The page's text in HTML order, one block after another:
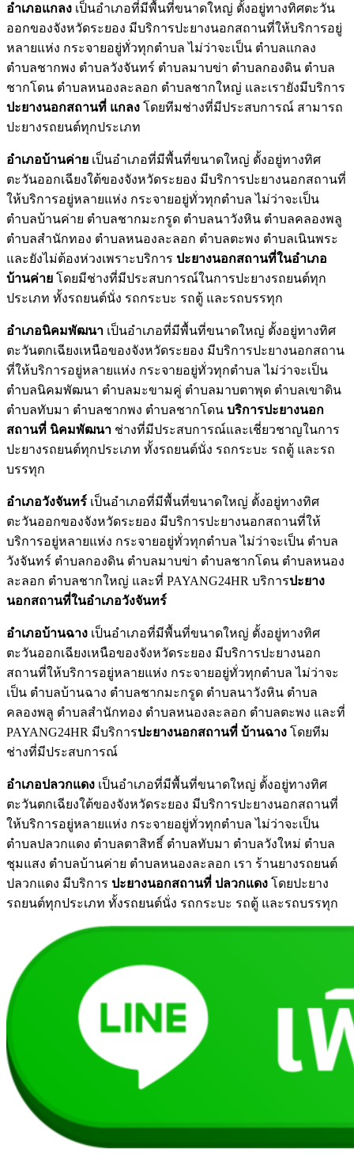
อำเภอแกลง เป็นอำเภอที่มีพื้นที่ขนาดใหญ่ ตั้งอยู่ทางทิศตะวัน
ออกของจังหวัดระยอง มีบริการปะยางนอกสถานที่ให้บริการอยู่
หลายแห่ง กระจายอยู่ทั่วทุกตำบล ไม่ว่าจะเป็น ตำบลแกลง
ตำบลชากพง ตำบลวังจันทร์ ตำบลมาบข่า ตำบลกองดิน ตำบล
ชากโดน ตำบลหนองละลอก ตำบลชากใหญ่ และเรายังมีบริการ
ปะยางนอกสถานที่ แกลง โดยทีมช่างที่มีประสบการณ์ สามารถ
ปะยางรถยนต์ทุกประเภท
อำเภอบ้านค่าย เป็นอำเภอที่มีพื้นที่ขนาดใหญ่ ตั้งอยู่ทางทิศ
ตะวันออกเฉียงใต้ของจังหวัดระยอง มีบริการปะยางนอกสถานที่
ให้บริการอยู่หลายแห่ง กระจายอยู่ทั่วทุกตำบล ไม่ว่าจะเป็น
ตำบลบ้านค่าย ตำบลชากมะกรูด ตำบลนาวังหิน ตำบลคลองพลู
ตำบลสำนักทอง ตำบลหนองละลอก ตำบลตะพง ตำบลเนินพระ
และยังไม่ต้องห่วงเพราะบริการ ปะยางนอกสถานที่ในอำเภอ
บ้านค่าย โดยมีช่างที่มีประสบการณ์ในการปะยางรถยนต์ทุก
ประเภท ทั้งรถยนต์นั่ง รถกระบะ รถตู้ และรถบรรทุก
อำเภอนิคมพัฒนา เป็นอำเภอที่มีพื้นที่ขนาดใหญ่ ตั้งอยู่ทางทิศ
ตะวันตกเฉียงเหนือของจังหวัดระยอง มีบริการปะยางนอกสถาน
ที่ให้บริการอยู่หลายแห่ง กระจายอยู่ทั่วทุกตำบล ไม่ว่าจะเป็น
ตำบลนิคมพัฒนา ตำบลมะขามคู่ ตำบลมาบตาพุด ตำบลเขาดิน
ตำบลทับมา ตำบลชากพง ตำบลชากโดน บริการปะยางนอก
สถานที่ นิคมพัฒนา ช่างที่มีประสบการณ์และเชี่ยวชาญในการ
ปะยางรถยนต์ทุกประเภท ทั้งรถยนต์นั่ง รถกระบะ รถตู้ และรถ
บรรทุก
อำเภอวังจันทร์ เป็นอำเภอที่มีพื้นที่ขนาดใหญ่ ตั้งอยู่ทางทิศ
ตะวันออกของจังหวัดระยอง มีบริการปะยางนอกสถานที่ให้
บริการอยู่หลายแห่ง กระจายอยู่ทั่วทุกตำบล ไม่ว่าจะเป็น ตำบล
วังจันทร์ ตำบลกองดิน ตำบลมาบข่า ตำบลชากโดน ตำบลหนอง
ละลอก ตำบลชากใหญ่ และที่ PAYANG24HR บริการปะยาง
นอกสถานที่ในอำเภอวังจันทร์
อำเภอบ้านฉาง เป็นอำเภอที่มีพื้นที่ขนาดใหญ่ ตั้งอยู่ทางทิศ
ตะวันออกเฉียงเหนือของจังหวัดระยอง มีบริการปะยางนอก
สถานที่ให้บริการอยู่หลายแห่ง กระจายอยู่ทั่วทุกตำบล ไม่ว่าจะ
เป็น ตำบลบ้านฉาง ตำบลชากมะกรูด ตำบลนาวังหิน ตำบล
คลองพลู ตำบลสำนักทอง ตำบลหนองละลอก ตำบลตะพง และที่
PAYANG24HR มีบริการปะยางนอกสถานที่ บ้านฉาง โดยทีม
ช่างที่มีประสบการณ์
อำเภอปลวกแดง เป็นอำเภอที่มีพื้นที่ขนาดใหญ่ ตั้งอยู่ทางทิศ
ตะวันตกเฉียงใต้ของจังหวัดระยอง มีบริการปะยางนอกสถานที่
ให้บริการอยู่หลายแห่ง กระจายอยู่ทั่วทุกตำบล ไม่ว่าจะเป็น
ตำบลปลวกแดง ตำบลตาสิทธิ์ ตำบลทับมา ตำบลวังใหม่ ตำบล
ชุมแสง ตำบลบ้านค่าย ตำบลหนองละลอก เรา ร้านยางรถยนต์
ปลวกแดง มีบริการ ปะยางนอกสถานที่ ปลวกแดง โดยปะยาง
รถยนต์ทุกประเภท ทั้งรถยนต์นั่ง รถกระบะ รถตู้ และรถบรรทุก